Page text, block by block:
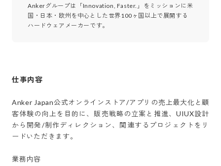
Ankerグループは「Innovation, Faster.」をミッションに米
国・日本・欧州を中心とした世界100ヶ国以上で展開する
ハードウェアメーカーです。
仕事内容
Anker Japan公式オンラインストア/アプリの売上最大化と顧
客体験の向上を目的に、販売戦略の立案と推進、UIUX設計
から開発/制作ディレクション、関連するプロジェクトをリ
ードいただきます。
業務内容